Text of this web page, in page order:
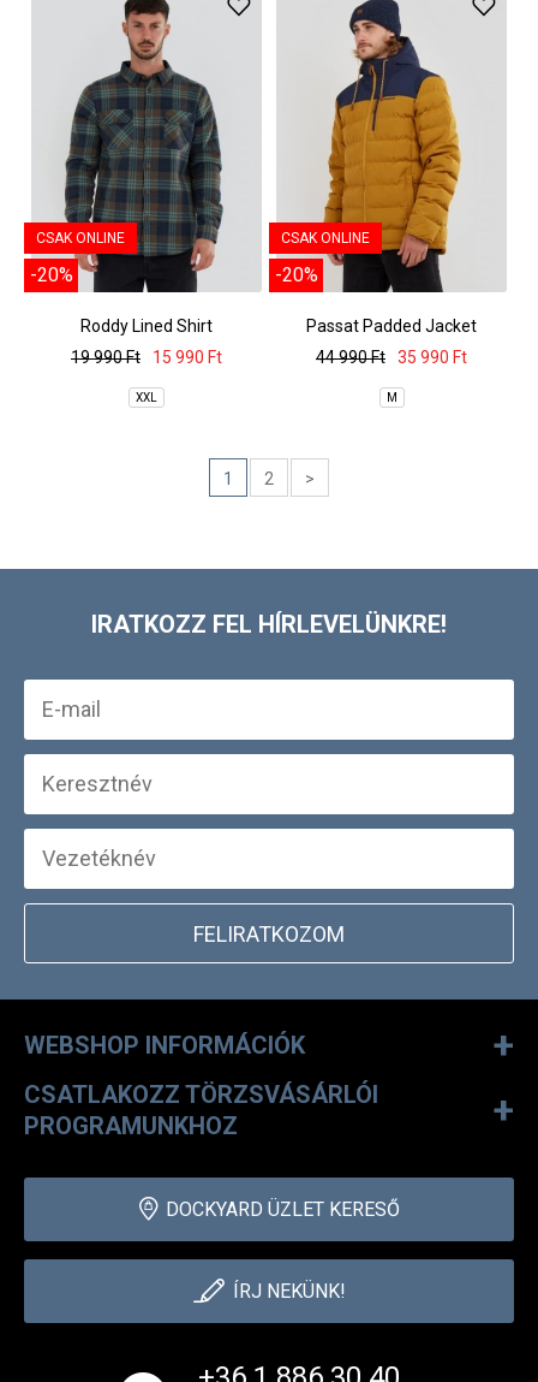
CSAK ONLINE
-20%
Roddy Lined Shirt
19 990 Ft
15 990 Ft
XXL
CSAK ONLINE
-20%
Passat Padded Jacket
44 990 Ft
35 990 Ft
M
1 2 >
IRATKOZZ FEL HÍRLEVELÜNKRE!
FELIRATKOZOM
WEBSHOP INFORMÁCIÓK +
CSATLAKOZZ TÖRZSVÁSÁRLÓI
PROGRAMUNKHOZ
+
DOCKYARD ÜZLET KERESŐ
ÍRJ NEKÜNK!